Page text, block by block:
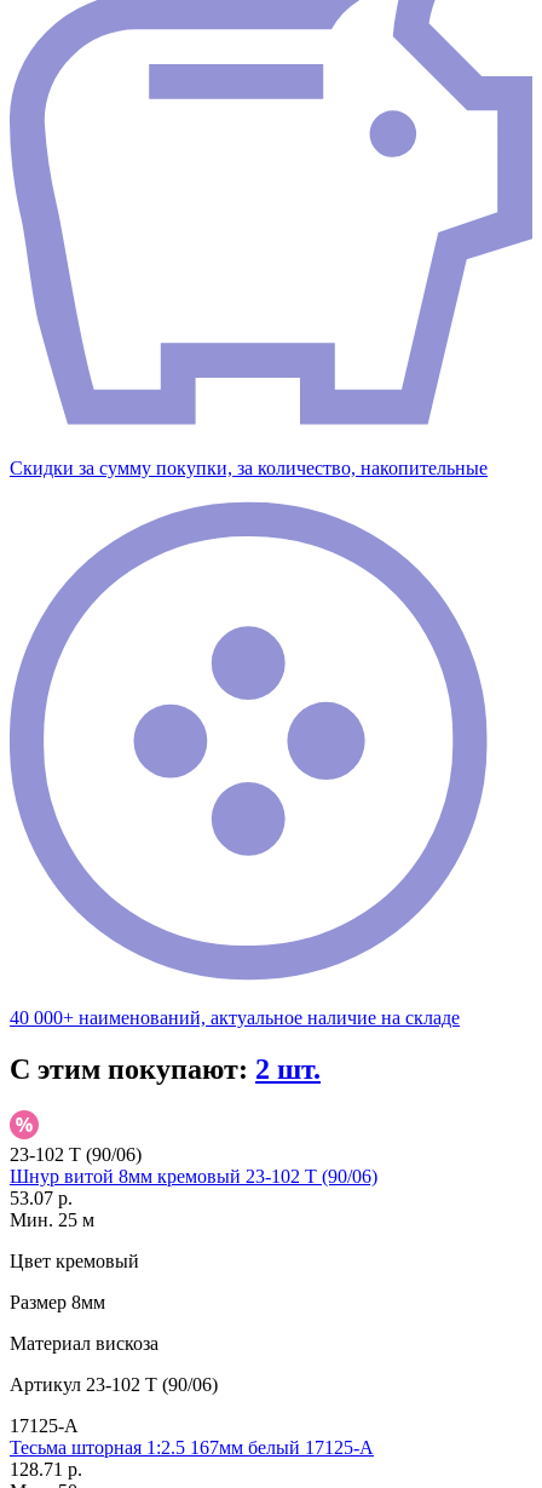
Скидки за сумму покупки, за количество, накопительные
40 000+ наименований, актуальное наличие на складе
С этим покупают: 2 шт.
23-102 T (90/06)
Шнур витой 8мм кремовый 23-102 T (90/06)
53.07 р.
Мин. 25 м
Цвет кремовый
Размер 8мм
Материал вискоза
Артикул 23-102 T (90/06)
17125-A
Тесьма шторная 1:2.5 167мм белый 17125-A
128.71 р.